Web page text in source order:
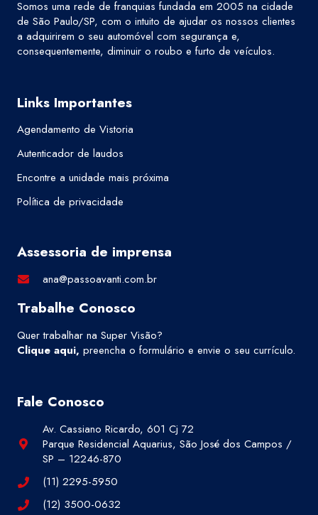
Somos uma rede de franquias fundada em 2005 na cidade
de São Paulo/SP, com o intuito de ajudar os nossos clientes
a adquirirem o seu automóvel com segurança e,
consequentemente, diminuir o roubo e furto de veículos.
Links Importantes
Agendamento de Vistoria
Autenticador de laudos
Encontre a unidade mais próxima
Política de privacidade
Assessoria de imprensa
ana@passoavanti.com.br
Trabalhe Conosco
Quer trabalhar na Super Visão?
Clique aqui, preencha o formulário e envie o seu currículo.
Fale Conosco
Av. Cassiano Ricardo, 601 Cj 72
Parque Residencial Aquarius, São José dos Campos /
SP – 12246-870
(11) 2295-5950
(12) 3500-0632